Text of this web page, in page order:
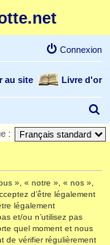
Connexion
Livre d'or
au site
e
:
», « notre », « nos »,
d’être légalement
légalement
et/ou n’utilisez pas
quel moment et nous
de vérifier régulièrement